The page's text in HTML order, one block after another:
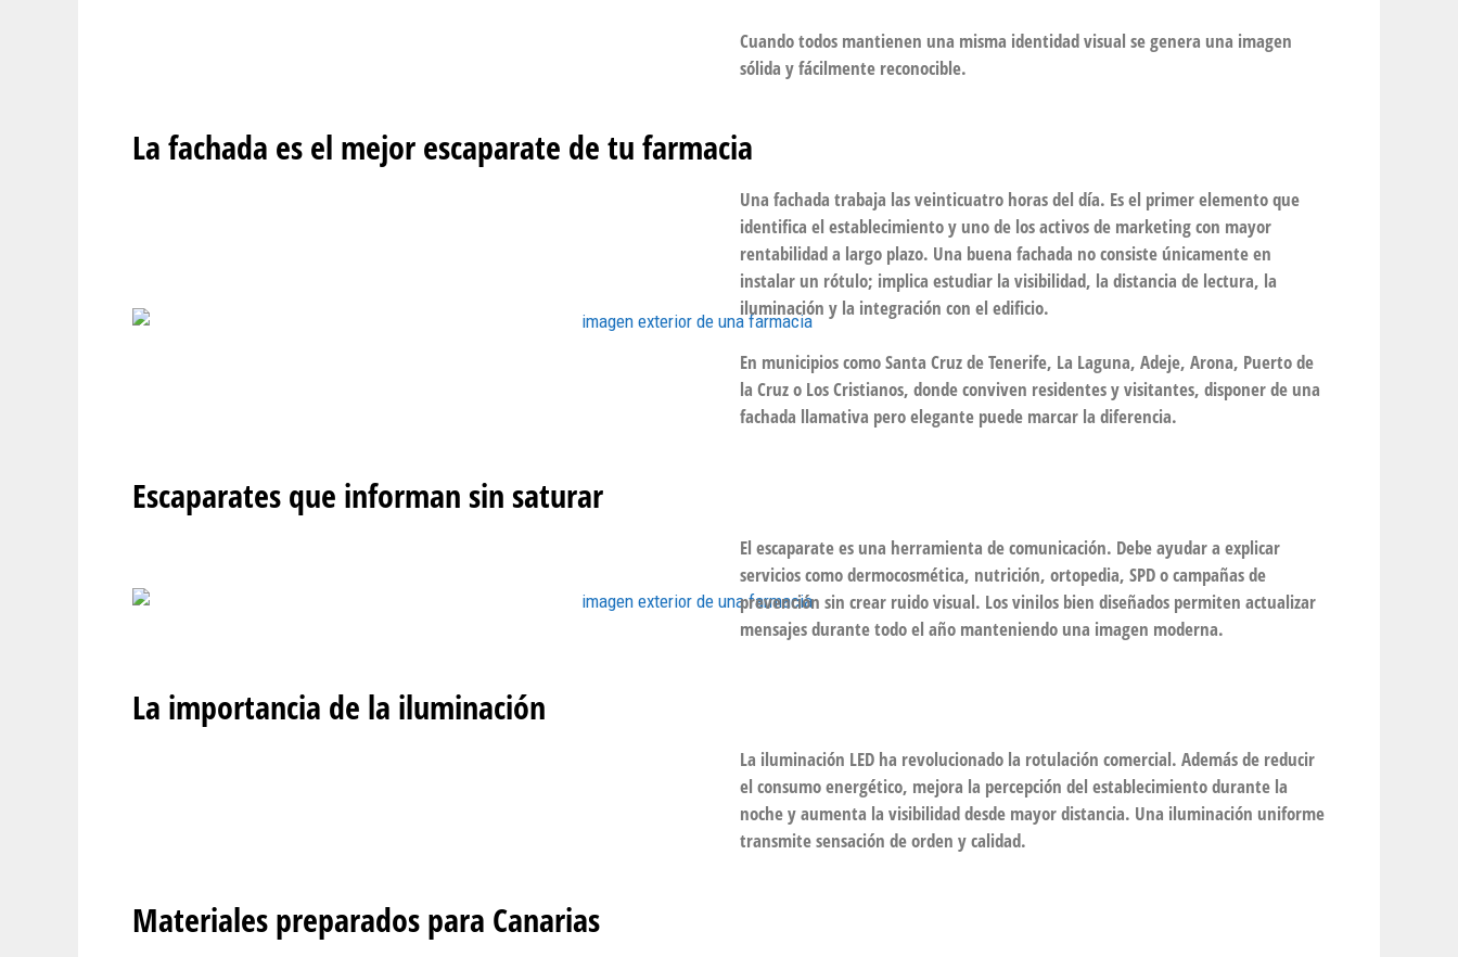
Cuando todos mantienen una misma identidad visual se genera una imagen
sólida y fácilmente reconocible.
La fachada es el mejor escaparate de tu farmacia
Una fachada trabaja las veinticuatro horas del día. Es el primer elemento que
identifica el establecimiento y uno de los activos de marketing con mayor
rentabilidad a largo plazo. Una buena fachada no consiste únicamente en
instalar un rótulo; implica estudiar la visibilidad, la distancia de lectura, la
iluminación y la integración con el edificio.
En municipios como Santa Cruz de Tenerife, La Laguna, Adeje, Arona, Puerto de
la Cruz o Los Cristianos, donde conviven residentes y visitantes, disponer de una
fachada llamativa pero elegante puede marcar la diferencia.
Escaparates que informan sin saturar
El escaparate es una herramienta de comunicación. Debe ayudar a explicar
servicios como dermocosmética, nutrición, ortopedia, SPD o campañas de
prevención sin crear ruido visual. Los vinilos bien diseñados permiten actualizar
mensajes durante todo el año manteniendo una imagen moderna.
La importancia de la iluminación
La iluminación LED ha revolucionado la rotulación comercial. Además de reducir
el consumo energético, mejora la percepción del establecimiento durante la
noche y aumenta la visibilidad desde mayor distancia. Una iluminación uniforme
transmite sensación de orden y calidad.
Materiales preparados para Canarias